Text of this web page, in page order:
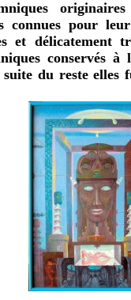
connues pour
et délicatement
conservés
du reste elles